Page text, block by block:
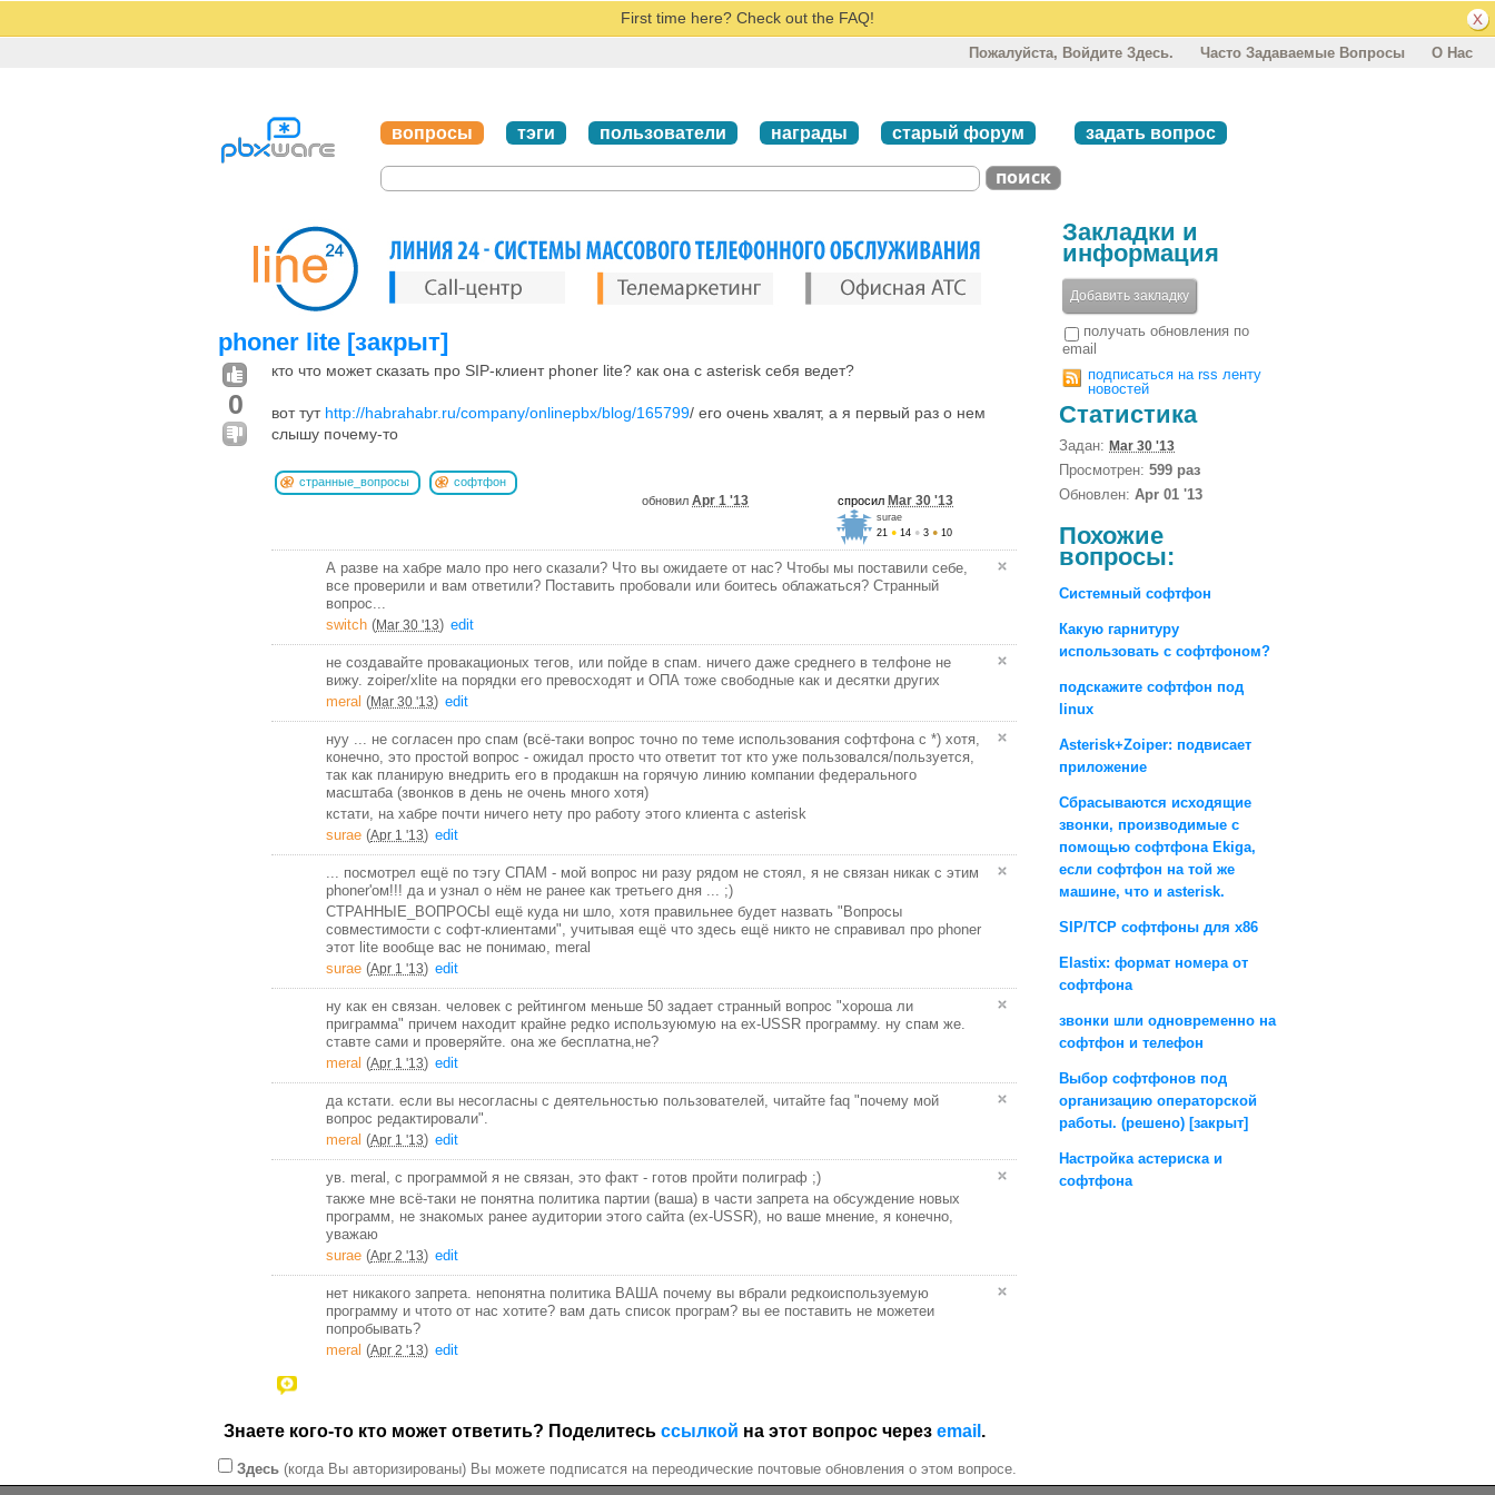
First time here? Check out the FAQ!
Пожалуйста, Войдите Здесь. Часто Задаваемые Вопросы О Нас
вопросы тэги пользователи награды старый форум задать вопрос
phoner lite [закрыт]
0
кто что может сказать про SIP-клиент phoner lite? как она с asterisk себя ведет?
вот тут http://habrahabr.ru/company/onlinepbx/blog/165799/ его очень хвалят, а я первый раз о нем
слышу почему-то
странные_вопросы
софтфон
спросил Mar 30 '13
surae
21 ● 14 ● 3 ● 10
обновил Apr 1 '13
А разве на хабре мало про него сказали? Что вы ожидаете от нас? Чтобы мы поставили себе,
все проверили и вам ответили? Поставить пробовали или боитесь облажаться? Странный
вопрос...
switch (Mar 30 '13) edit
не создавайте провакационых тегов, или пойде в спам. ничего даже среднего в телфоне не
вижу. zoiper/xlite на порядки его превосходят и ОПА тоже свободные как и десятки других
meral (Mar 30 '13) edit
нуу ... не согласен про спам (всё-таки вопрос точно по теме использования софтфона с *) хотя,
конечно, это простой вопрос - ожидал просто что ответит тот кто уже пользовался/пользуется,
так как планирую внедрить его в продакшн на горячую линию компании федерального
масштаба (звонков в день не очень много хотя)
кстати, на хабре почти ничего нету про работу этого клиента с asterisk
surae (Apr 1 '13) edit
... посмотрел ещё по тэгу СПАМ - мой вопрос ни разу рядом не стоял, я не связан никак с этим
phoner'ом!!! да и узнал о нём не ранее как третьего дня ... ;)
СТРАННЫЕ_ВОПРОСЫ ещё куда ни шло, хотя правильнее будет назвать "Вопросы
совместимости с софт-клиентами", учитывая ещё что здесь ещё никто не справивал про phoner
этот lite вообще вас не понимаю, meral
surae (Apr 1 '13) edit
ну как ен связан. человек с рейтингом меньше 50 задает странный вопрос "хороша ли
приграмма" причем находит крайне редко используюмую на ex-USSR программу. ну спам же.
ставте сами и проверяйте. она же бесплатна,не?
meral (Apr 1 '13) edit
да кстати. если вы несогласны с деятельностью пользователей, читайте faq "почему мой
вопрос редактировали".
meral (Apr 1 '13) edit
ув. meral, с программой я не связан, это факт - готов пройти полиграф ;)
также мне всё-таки не понятна политика партии (ваша) в части запрета на обсуждение новых
программ, не знакомых ранее аудитории этого сайта (ex-USSR), но ваше мнение, я конечно,
уважаю
surae (Apr 2 '13) edit
нет никакого запрета. непонятна политика ВАША почему вы вбрали редкоиспользуемую
программу и чтото от нас хотите? вам дать список програм? вы ее поставить не можетеи
попробывать?
meral (Apr 2 '13) edit
Знаете кого-то кто может ответить? Поделитесь ссылкой на этот вопрос через email .
Здесь (когда Вы авторизированы) Вы можете подписатся на переодические почтовые обновления о этом вопросе.
Закладки и
информация
Добавить закладку
получать обновления по
email
подписаться на rss ленту
новостей
Статистика
Задан: Mar 30 '13
Просмотрен: 599 раз
Обновлен: Apr 01 '13
Похожие
вопросы:
Системный софтфон
Какую гарнитуру
использовать с софтфоном?
подскажите софтфон под
linux
Asterisk+Zoiper: подвисает
приложение
Сбрасываются исходящие
звонки, производимые с
помощью софтфона Ekiga,
если софтфон на той же
машине, что и asterisk.
SIP/TCP софтфоны для x86
Elastix: формат номера от
софтфона
звонки шли одновременно на
софтфон и телефон
Выбор софтфонов под
организацию операторской
работы. (решено) [закрыт]
Настройка астериска и
софтфона